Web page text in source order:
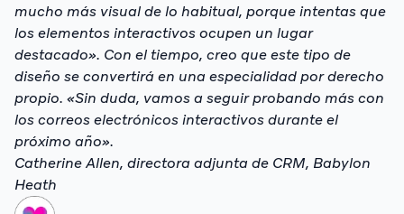
mucho más visual de lo habitual, porque intentas que
los elementos interactivos ocupen un lugar
destacado». Con el tiempo, creo que este tipo de
diseño se convertirá en una especialidad por derecho
propio. «Sin duda, vamos a seguir probando más con
los correos electrónicos interactivos durante el
próximo año».
Catherine Allen, directora adjunta de CRM, Babylon
Heath